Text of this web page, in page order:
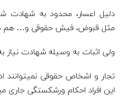
دلیل اعسار، محدود به شهادت
مثل قبوض، فیش حقوقی و… هم
ولی اثبات به وسیله شهادت نیاز
تجار و اشخاص حقوقی نمی­توانند
این افراد احکام ورشکستگی جاری